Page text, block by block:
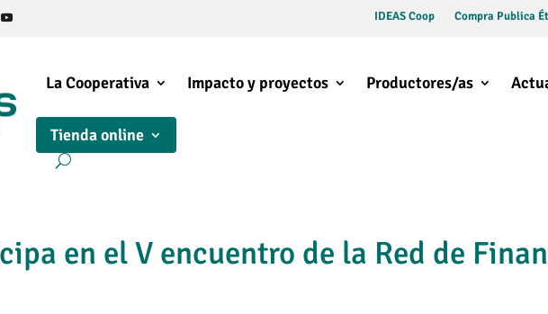
IDEAS Coop Compra Publica
La Cooperativa Impacto y proyectos Productores/as
Tienda online
en el V encuentro de la Red de